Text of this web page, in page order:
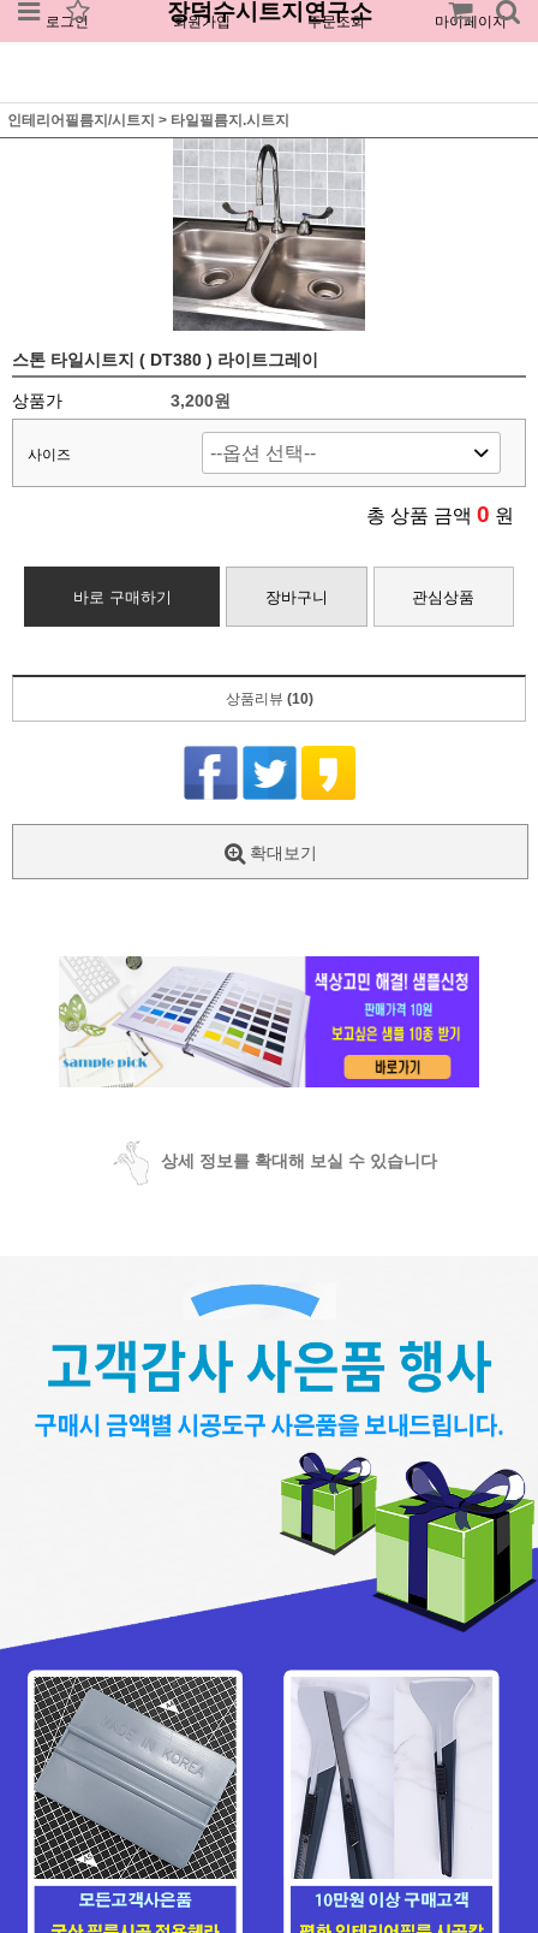
로그인 회원가입 주문조회 마이페이지
장덕수시트지연구소
인테리어필름지/시트지 > 타일필름지.시트지
스톤 타일시트지 ( DT380 ) 라이트그레이
상품가 3,200원
사이즈
총 상품 금액 0 원
바로 구매하기 장바구니 관심상품
상품리뷰 (10)
확대보기
상세 정보를 확대해 보실 수 있습니다